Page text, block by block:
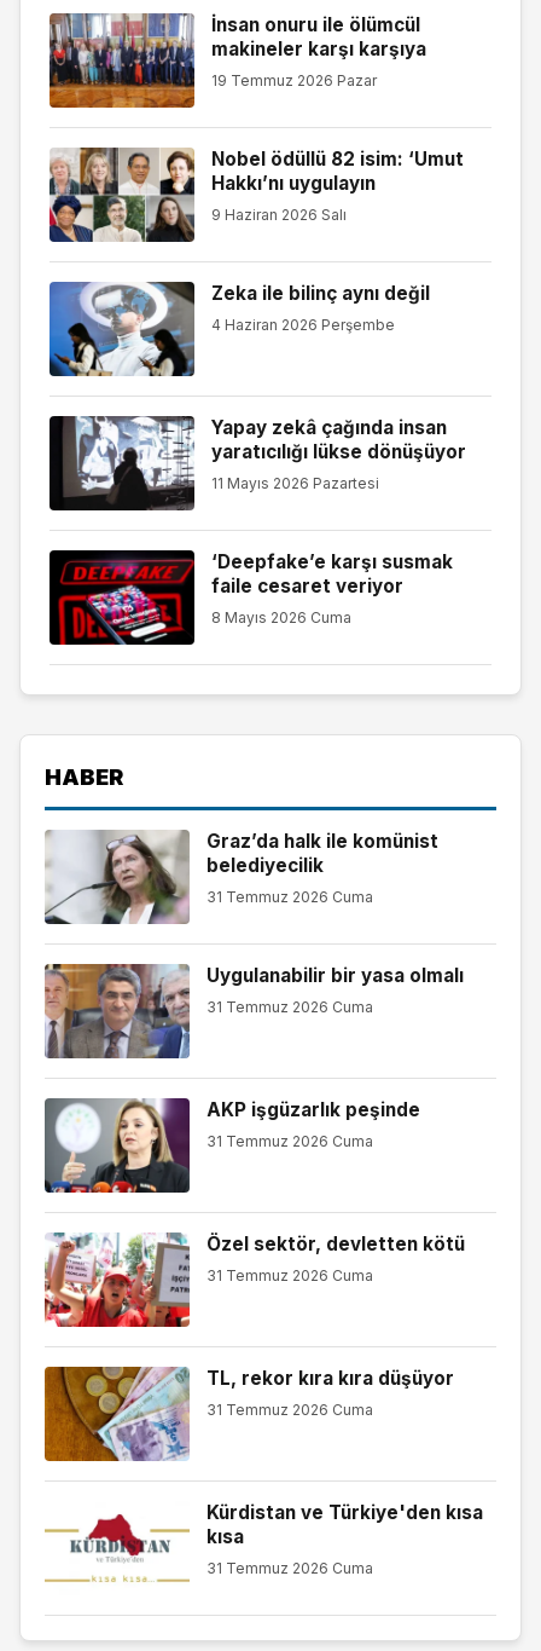
İnsan onuru ile ölümcül
makineler karşı karşıya
19 Temmuz 2026 Pazar
Nobel ödüllü 82 isim: ‘Umut
Hakkı’nı uygulayın
9 Haziran 2026 Salı
Zeka ile bilinç aynı değil
4 Haziran 2026 Perşembe
Yapay zekâ çağında insan
yaratıcılığı lükse dönüşüyor
11 Mayıs 2026 Pazartesi
‘Deepfake’e karşı susmak
faile cesaret veriyor
8 Mayıs 2026 Cuma
HABER
Graz’da halk ile komünist
belediyecilik
31 Temmuz 2026 Cuma
Uygulanabilir bir yasa olmalı
31 Temmuz 2026 Cuma
AKP işgüzarlık peşinde
31 Temmuz 2026 Cuma
Özel sektör, devletten kötü
31 Temmuz 2026 Cuma
TL, rekor kıra kıra düşüyor
31 Temmuz 2026 Cuma
Kürdistan ve Türkiye'den kısa
kısa
31 Temmuz 2026 Cuma